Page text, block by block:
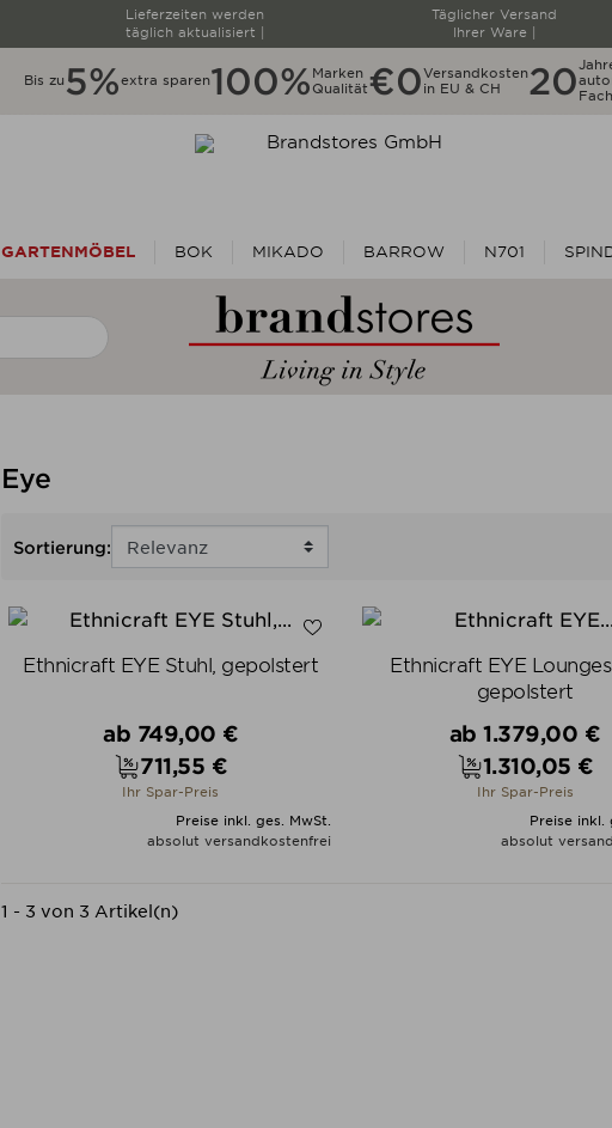
Lieferzeiten werden
täglich aktualisiert |
Täglicher Versand
Ihrer Ware |
Bis zu 5%extra sparen100% Marken
Qualität€0Versandkosten
in EU & CH
20
GARTENMÖBEL BOK MIKADO BARROW N701
Eye
Sortierung:
Ethnicraft EYE Stuhl, gepolstert
Verkaufspreis
ab 749,00 €
Preis
711,55 €
Ihr Spar-Preis
Preise inkl. ges. MwSt.
absolut versandkostenfrei
Ethnicraft EYE
gepolstert
Verkaufspreis
ab 1.379,00 €
Preis
1.310,05 €
Ihr Spar-Preis
Preise inkl.
absolut
1 - 3 von 3 Artikel(n)